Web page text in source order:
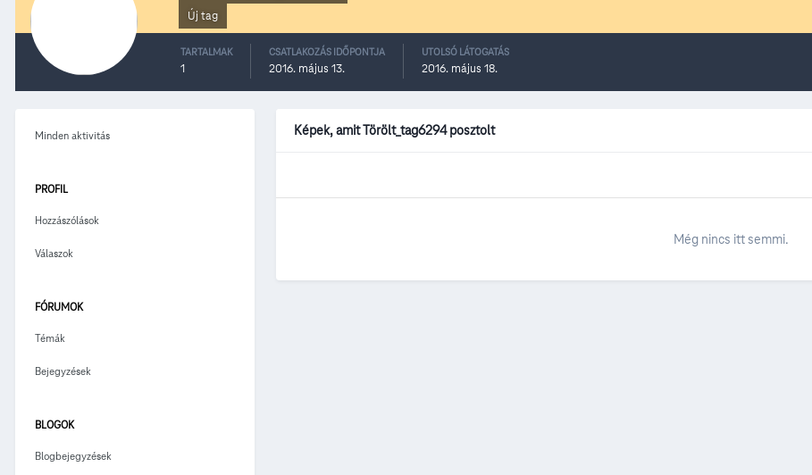
Új tag
TARTALMAK
1
CSATLAKOZÁS IDŐPONTJA
2016. május 13.
UTOLSÓ LÁTOGATÁS
2016. május 18.
Minden aktivitás
PROFIL
Hozzászólások
Válaszok
FÓRUMOK
Témák
Bejegyzések
BLOGOK
Blogbejegyzések
Képek, amit Törölt_tag6294 posztolt
Még nincs itt semmi.